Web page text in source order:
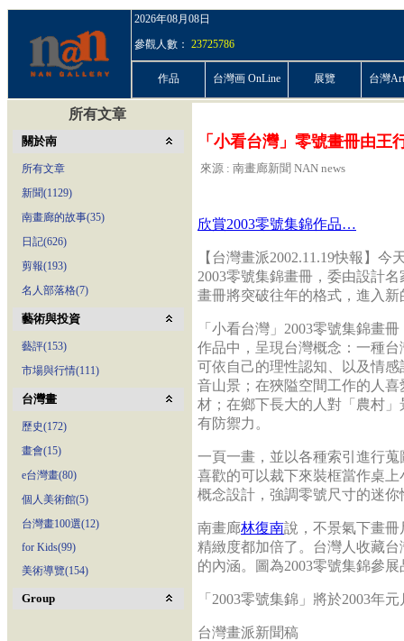
2026年08月08日
參觀人數： 23725786
作品 台灣画 OnLine 展覽 台灣
所有文章
關於南
所有文章
新聞(1129)
南畫廊的故事(35)
日記(626)
剪報(193)
名人部落格(7)
藝術與投資
藝評(153)
市場與行情(111)
台灣畫
歷史(172)
畫會(15)
e台灣畫(80)
個人美術館(5)
台灣畫100選(12)
for Kids(99)
美術導覽(154)
Group
「小看台灣」零號畫冊由王
來源 : 南畫廊新聞 NAN news
欣賞2003零號集錦作品…
【台灣畫派2002.11.19快報】
2003零號集錦畫冊，委由設計
畫冊將突破往年的格式，進入新
「小看台灣」2003零號集錦畫
作品中，呈現台灣概念：一種
可依自己的理性認知、以及情
音山景；在狹隘空間工作的人
材；在鄉下長大的人對「農村
有防禦力。
一頁一畫，並以各種索引進行
喜歡的可以裁下來裝框當作桌
概念設計，強調零號尺寸的迷你
南畫廊林復南說，不景氣下畫
精緻度都加倍了。台灣人收藏
的內涵。圖為2003零號集錦參展
「2003零號集錦」將於2003年
台灣畫派新聞稿